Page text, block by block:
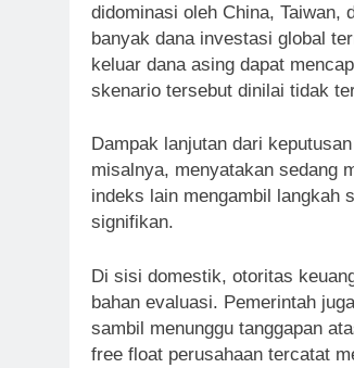
didominasi oleh China, Taiwan,
banyak dana investasi global
keluar dana asing dapat
skenario tersebut dinilai tidak
Dampak lanjutan dari
misalnya, menyatakan sedang
indeks lain mengambil langkah
signifikan.
Di sisi domestik, otoritas
bahan evaluasi. Pemerintah
sambil menunggu tanggapan
free float perusahaan tercatat